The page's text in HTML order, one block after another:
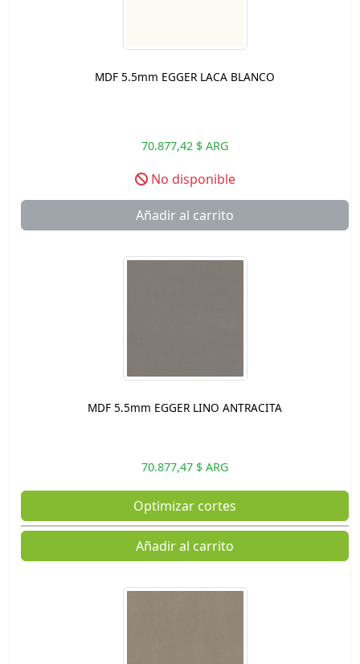
MDF 5.5mm EGGER LACA BLANCO
70.877,42 $ ARG
No disponible
Añadir al carrito
MDF 5.5mm EGGER LINO ANTRACITA
70.877,47 $ ARG
Optimizar cortes
Añadir al carrito